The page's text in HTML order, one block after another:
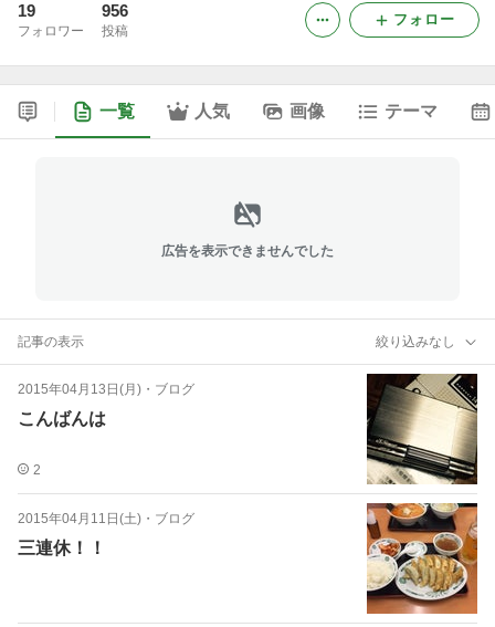
19
フォロワー
956
投稿
フォロー
一覧 人気 画像 テーマ
広告を表示できませんでした
記事の表示 絞り込みなし
2015年04月13日(月) ・ ブログ
こんばんは
2
2015年04月11日(土) ・ ブログ
三連休！！